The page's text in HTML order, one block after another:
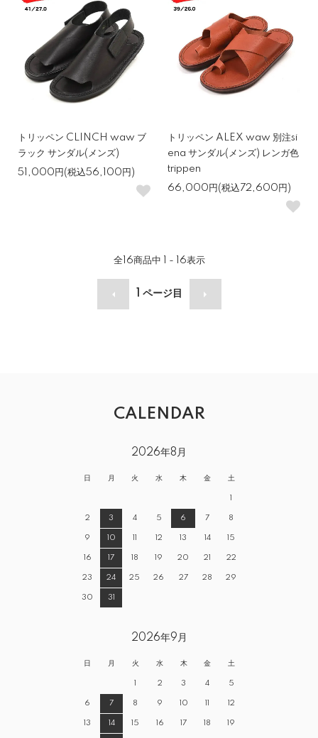
トリッペン CLINCH waw ブ
ラック サンダル(メンズ)
51,000円(税込56,100円)
トリッペン ALEX waw 別注si
ena サンダル(メンズ) レンガ色
trippen
66,000円(税込72,600円)
全16商品中 1 - 16表示
ページ目
CALENDAR
2026年8月
日 月 火 水 木 金 土
1
2 3 4 5 6 7 8
9 10 11 12 13 14 15
16 17 18 19 20 21 22
23 24 25 26 27 28 29
30 31
2026年9月
日 月 火 水 木 金 土
1 2 3 4 5
6 7 8 9 10 11 12
13 14 15 16 17 18 19